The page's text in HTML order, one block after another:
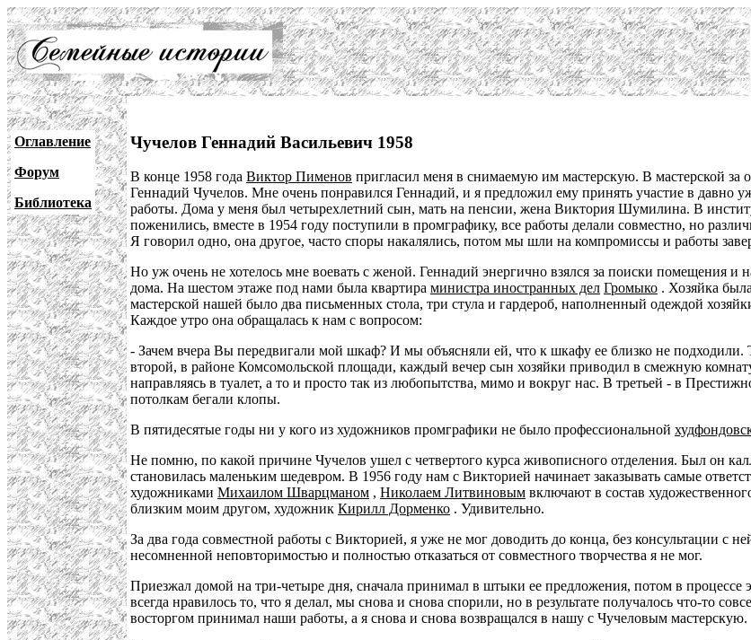
Оглавление
Форум
Библиотека
Чучелов Геннадий Васильевич 1958
В конце 1958 года Виктор Пименов пригласил меня в снимаемую им мастерскую. В мастерской
Геннадий Чучелов. Мне очень понравился Геннадий, и я предложил ему принять участие в давно
работы. Дома у меня был четырехлетний сын, мать на пенсии, жена Виктория Шумилина. В
поженились, вместе в 1954 году поступили в промграфику, все работы делали совместно, но
Я говорил одно, она другое, часто споры накалялись, потом мы шли на компромиссы и работы
Но уж очень не хотелось мне воевать с женой. Геннадий энергично взялся за поиски помещения
дома. На шестом этаже под нами была квартира министра иностранных дел Громыко . Хозяйка
мастерской нашей было два письменных стола, три стула и гардероб, наполненный одеждой
Каждое утро она обращалась к нам с вопросом:
- Зачем вчера Вы передвигали мой шкаф? И мы объясняли ей, что к шкафу ее близко не
второй, в районе Комсомольской площади, каждый вечер сын хозяйки приводил в смежную
направляясь в туалет, а то и просто так из любопытства, мимо и вокруг нас. В третьей - в
потолкам бегали клопы.
В пятидесятые годы ни у кого из художников промграфики не было профессиональной
Не помню, по какой причине Чучелов ушел с четвертого курса живописного отделения. Был он
становилась маленьким шедевром. В 1956 году нам с Викторией начинает заказывать самые
художниками Михаилом Шварцманом , Николаем Литвиновым включают в состав
близким моим другом, художник Кирилл Дорменко . Удивительно.
За два года совместной работы с Викторией, я уже не мог доводить до конца, без консультации с
несомненной неповторимостью и полностью отказаться от совместного творчества я не мог.
Приезжал домой на три-четыре дня, сначала принимал в штыки ее предложения, потом в
всегда нравилось то, что я делал, мы снова и снова спорили, но в результате получалось что-то
восторгом принимал наши работы, а я снова и снова возвращался в нашу с Чучеловым мастерскую.